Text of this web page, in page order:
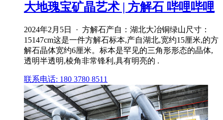
大地瑰宝矿晶艺术 | 方解石 哔哩哔哩
2024年2月5日 · 方解石产自：湖北大冶铜绿山尺寸：
15147cm这是一件方解石标本,产自湖北,宽约15厘米,的方
解石晶体宽约6厘米。标本是罕见的三角形形态的晶体,
透明半透明,棱角非常锋利,具有明亮的 .
联系电话: 180 3780 8511